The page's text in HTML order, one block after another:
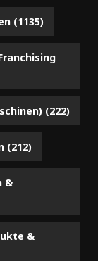
(1135)
(222)
(212)
&
&